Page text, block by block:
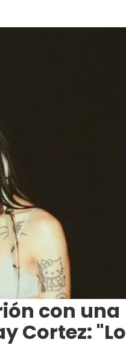
con una
Cortez: "Lo